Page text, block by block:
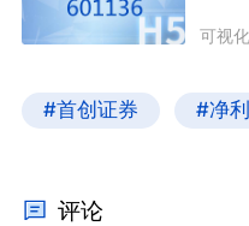
可视
#首创证券 #净
评论